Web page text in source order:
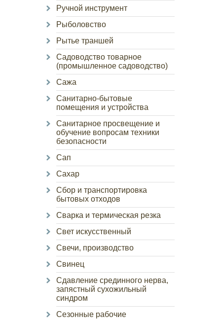
Ручной инструмент
Рыболовство
Рытье траншей
Садоводство товарное
(промышленное садоводство)
Сажа
Санитарно-бытовые
помещения и устройства
Санитарное просвещение и
обучение вопросам техники
безопасности
Сап
Сахар
Сбор и транспортировка
бытовых отходов
Сварка и термическая резка
Свет искусственный
Свечи, производство
Свинец
Сдавление срединного нерва,
запястный сухожильный
синдром
Сезонные рабочие